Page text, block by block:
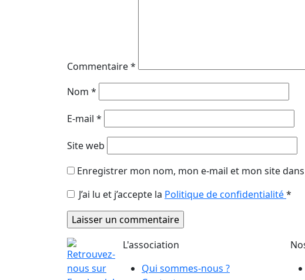
Commentaire*
Nom *
E-mail *
Site web
Enregistrer mon nom, mon e-mail et mon site
J’ai lu et j’accepte la Politique de confidentialité*
L'association
Qui sommes-nous ?